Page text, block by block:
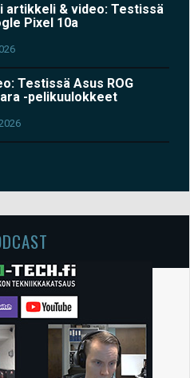
artikkeli & video: Testissä
Pixel 10a
Testissä Asus ROG
-pelikuulokkeet